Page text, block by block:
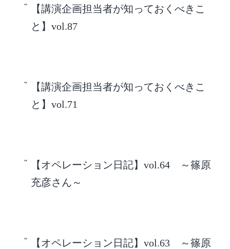
【講演企画担当者が知っておくべきこ
と】vol.87
【講演企画担当者が知っておくべきこ
と】vol.71
【オペレーション日記】vol.64 ～篠原
充彦さん～
【オペレーション日記】vol.63 ～篠原